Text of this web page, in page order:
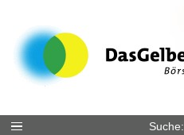
Suche: